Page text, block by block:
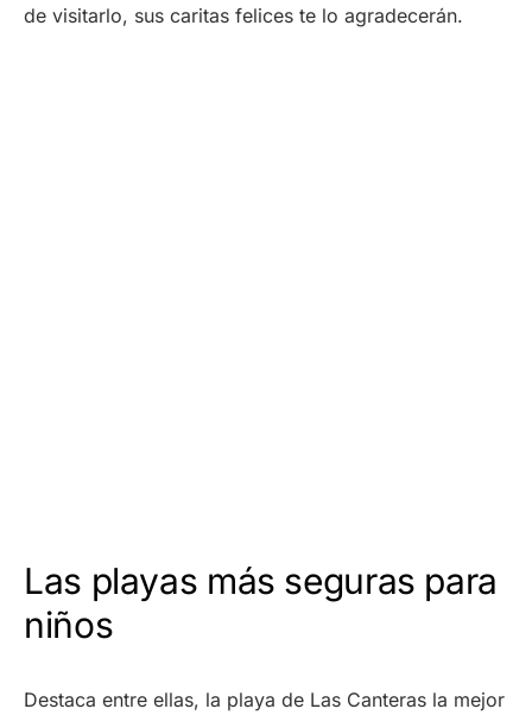
de visitarlo, sus caritas felices te lo agradecerán.
Las playas más seguras para
niños
Destaca entre ellas, la playa de Las Canteras la mejor